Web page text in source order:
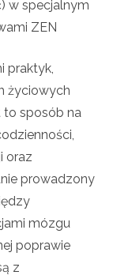
w specjalnym
ZEN
praktyk,
życiowych
to sposób na
oraz
prowadzony
mózgu
poprawie
z